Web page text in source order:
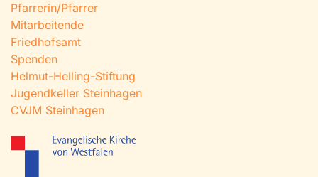
Pfarrerin/Pfarrer
Mitarbeitende
Friedhofsamt
Spenden
Helmut-Helling-Stiftung
Jugendkeller Steinhagen
CVJM Steinhagen